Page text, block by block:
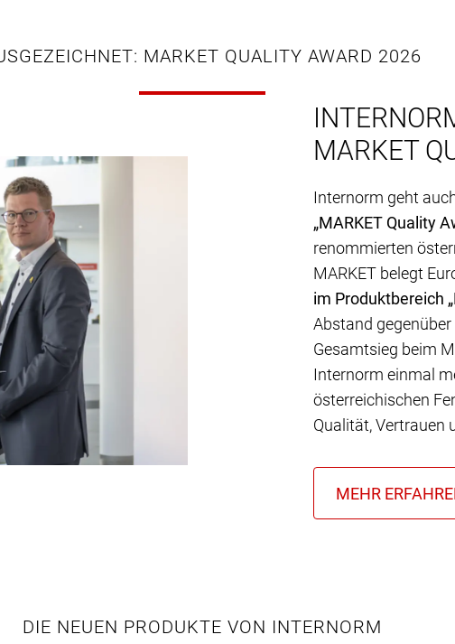
MARKET QUALITY AWARD 2026
MARKET
Internorm geht
„MARKET Quality
renommierten
MARKET belegt
im Produktbereich
Abstand
Gesamtsieg beim
Internorm einmal
österreichischen
Qualität, Vertrauen
DIE NEUEN PRODUKTE VON INTERNORM